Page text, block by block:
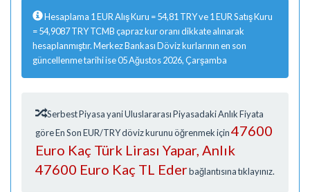
Hesaplama 1 EUR Alış Kuru = 54,81 TRY ve 1 EUR Satış Kuru
= 54,9087 TRY TCMB çapraz kur oranı dikkate alınarak
hesaplanmıştır. Merkez Bankası Döviz kurlarının en son
güncellenme tarihi ise 05 Ağustos 2026, Çarşamba
Serbest Piyasa yani Uluslararası Piyasadaki Anlık Fiyata
göre En Son EUR/TRY döviz kurunu öğrenmek için47600
Euro Kaç Türk Lirası Yapar, Anlık
47600 Euro Kaç TL Ederbağlantısına tıklayınız.